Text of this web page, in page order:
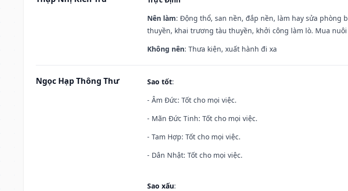
Nên làm: Động thổ, san nền, đắp nền, làm hay sửa phòng
thuyền, khai trương tàu thuyền, khởi công làm lò. Mua
Không nên: Thưa kiện, xuất hành đi xa
Ngọc Hạp Thông Thư Sao tốt:
- Âm Đức: Tốt cho mọi việc.
- Mãn Đức Tinh: Tốt cho mọi việc.
- Tam Hợp: Tốt cho mọi việc.
- Dân Nhật: Tốt cho mọi việc.
Sao xấu: